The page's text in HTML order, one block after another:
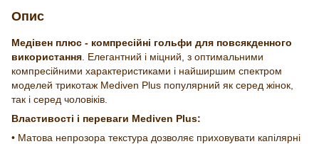
Опис
Медівен плюс - компресійні гольфи для повсякденного
використання . Елегантний і міцний, з оптимальними
компресійними характеристиками і найширшим спектром
моделей трикотаж Mediven Plus популярний як серед жінок,
так і серед чоловіків.
Властивості і переваги Mediven Plus:
• Матова непрозора текстура дозволяє приховувати капілярні